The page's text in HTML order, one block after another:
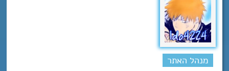
מנהל האתר